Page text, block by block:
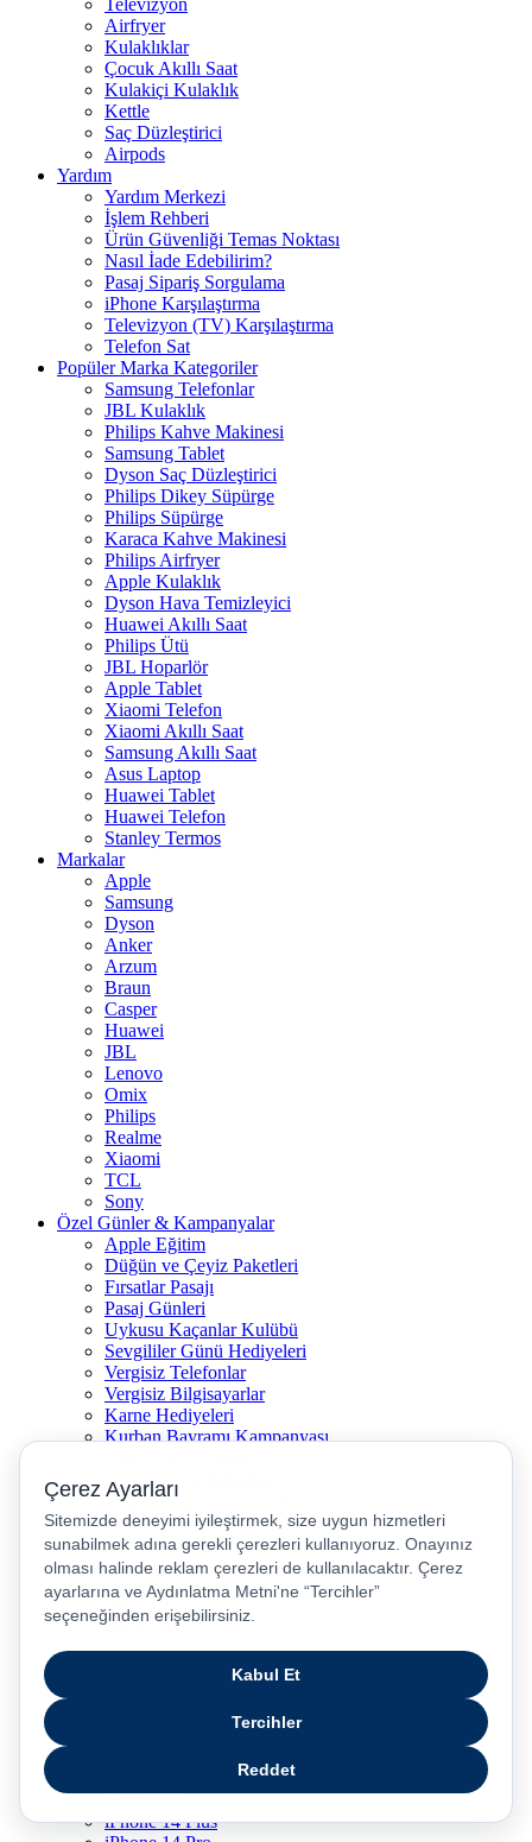
Airfryer
Kulaklıklar
Çocuk Akıllı Saat
Kulakiçi Kulaklık
Kettle
Saç Düzleştirici
Airpods
Yardım
Yardım Merkezi
İşlem Rehberi
Ürün Güvenliği Temas Noktası
Nasıl İade Edebilirim?
Pasaj Sipariş Sorgulama
iPhone Karşılaştırma
Televizyon (TV) Karşılaştırma
Telefon Sat
Popüler Marka Kategoriler
Samsung Telefonlar
JBL Kulaklık
Philips Kahve Makinesi
Samsung Tablet
Dyson Saç Düzleştirici
Philips Dikey Süpürge
Philips Süpürge
Karaca Kahve Makinesi
Philips Airfryer
Apple Kulaklık
Dyson Hava Temizleyici
Huawei Akıllı Saat
Philips Ütü
JBL Hoparlör
Apple Tablet
Xiaomi Telefon
Xiaomi Akıllı Saat
Samsung Akıllı Saat
Asus Laptop
Huawei Tablet
Huawei Telefon
Stanley Termos
Markalar
Apple
Samsung
Dyson
Anker
Arzum
Braun
Casper
Huawei
JBL
Lenovo
Omix
Philips
Realme
Xiaomi
TCL
Sony
Özel Günler & Kampanyalar
Apple Eğitim
Düğün ve Çeyiz Paketleri
Fırsatlar Pasajı
Pasaj Günleri
Uykusu Kaçanlar Kulübü
Sevgililer Günü Hediyeleri
Vergisiz Telefonlar
Vergisiz Bilgisayarlar
Karne Hediyeleri
Kurban Bayramı Kampanyası
Pasaj Ödeme Teklifleri
Anneler Günü Hediyeleri
Babalar Günü
Taksitli Harikalar Diyarı
Popüler Ürünler
iPhone 17
iPhone 16
iPhone Air
iPhone 16 Pro Max
iPhone 17 Pro Max
iPhone 15 Pro Max
iPhone 14
iPhone 14 Plus